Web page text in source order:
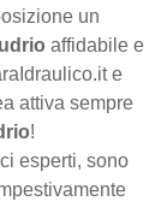
un
affidabile e
e
attiva sempre
!
esperti, sono